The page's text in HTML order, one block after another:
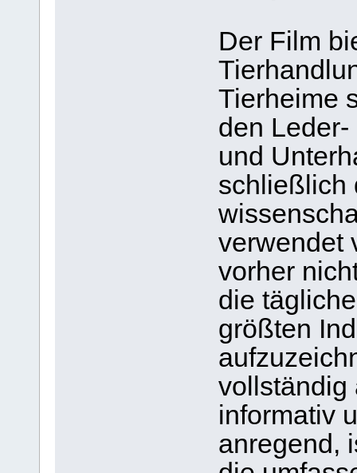
Der Film
Tierheime
den
und
schließlich
verwendet
vorher
die
größten
vollständig
informativ
anregend,